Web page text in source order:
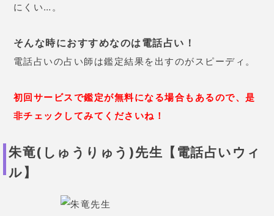
にくい…。
そんな時におすすめなのは電話占い！
電話占いの占い師は鑑定結果を出すのがスピーディ。
初回サービスで鑑定が無料になる場合もあるので、是
非チェックしてみてくださいね！
朱竜(しゅうりゅう)先生【電話占いウィ
ル】